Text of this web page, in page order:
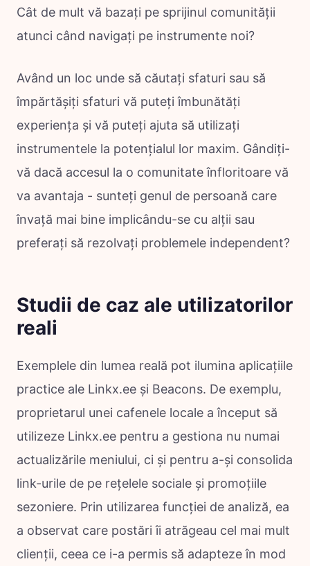
Cât de mult vă bazați pe sprijinul comunității
atunci când navigați pe instrumente noi?
Având un loc unde să căutați sfaturi sau să
împărtășiți sfaturi vă puteți îmbunătăți
experiența și vă puteți ajuta să utilizați
instrumentele la potențialul lor maxim. Gândiți-
vă dacă accesul la o comunitate înfloritoare vă
va avantaja - sunteți genul de persoană care
învață mai bine implicându-se cu alții sau
preferați să rezolvați problemele independent?
Studii de caz ale utilizatorilor
reali
Exemplele din lumea reală pot ilumina aplicațiile
practice ale Linkx.ee și Beacons. De exemplu,
proprietarul unei cafenele locale a început să
utilizeze Linkx.ee pentru a gestiona nu numai
actualizările meniului, ci și pentru a-și consolida
link-urile de pe rețelele sociale și promoțiile
sezoniere. Prin utilizarea funcției de analiză, ea
a observat care postări îi atrăgeau cel mai mult
clienții, ceea ce i-a permis să adapteze în mod